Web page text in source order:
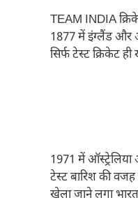
TEAM INDIA
1877 में इंग्लैंड और
सिर्फ टेस्ट क्रिकेट
1971 में
टेस्ट बारिश की
खेला जाने लगा